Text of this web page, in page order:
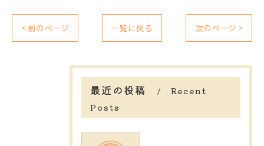
< 前のページ 一覧に戻る 次のページ >
最近の投稿
Recent
Posts